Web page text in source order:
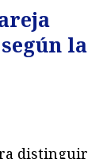
la
distinguir